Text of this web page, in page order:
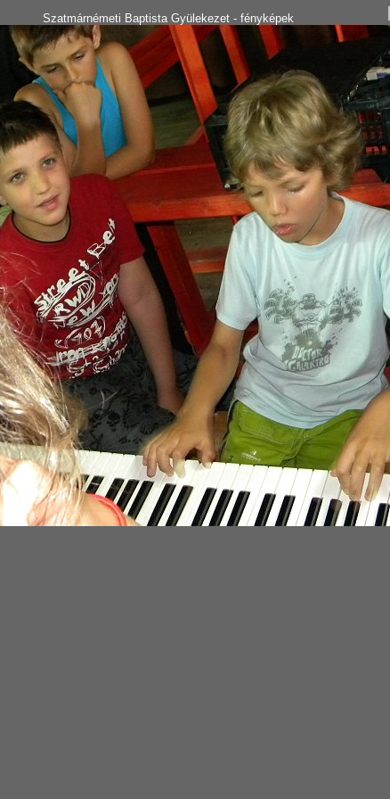
Szatmárnémeti Baptista Gyülekezet - fényképek